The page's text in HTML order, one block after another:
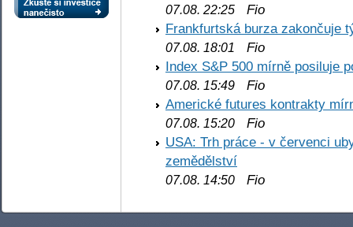
07.08. 22:25 Fio
Frankfurtská burza zakončuje
07.08. 18:01
Fio
Index S&P 500 mírně posiluje
07.08. 15:49 Fio
Americké futures kontrakty
07.08. 15:20 Fio
USA: Trh práce - v červenci
zemědělství
07.08. 14:50 Fio